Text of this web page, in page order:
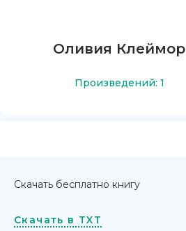
Оливия Клеймор
Произведений: 1
Скачать бесплатно книгу
Скачать в TXT